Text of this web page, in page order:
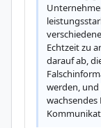
Echtzeit zu
darauf ab,
werden,